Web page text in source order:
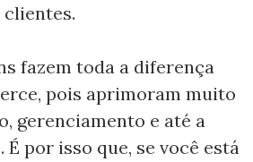
fazem toda a diferença
pois aprimoram muito
gerenciamento e até a
por isso que, se você está